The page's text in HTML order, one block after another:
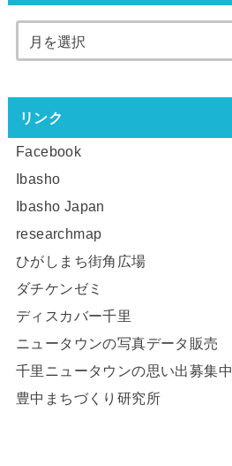
リンク
Facebook
Ibasho
Ibasho Japan
researchmap
ひがしまち街角広場
ダチケンゼミ
ディスカバー千里
ニュータウンの写真データ販売
千里ニュータウンの思い出募集中
豊中まちづくり研究所